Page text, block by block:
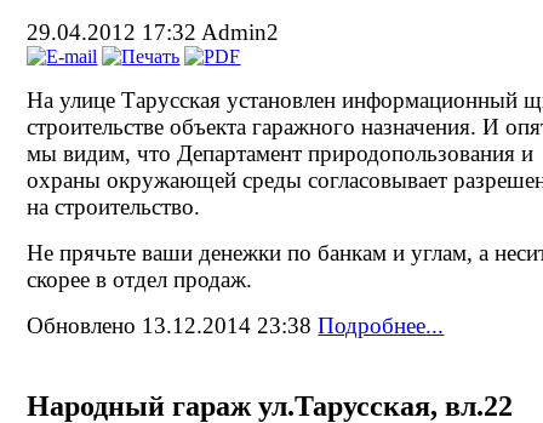
29.04.2012 17:32 Admin2
На улице Тарусская установлен информационный
строительстве объекта гаражного назначения. И
мы видим, что Департамент природопользования и
охраны окружающей среды согласовывает
на строительство.
Не прячьте ваши денежки по банкам и углам, а
скорее в отдел продаж.
Обновлено 13.12.2014 23:38Подробнее...
Народный гараж ул.Тарусская, вл.22